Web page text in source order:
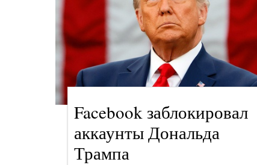
Facebook заблокировал
аккаунты Дональда
Трампа